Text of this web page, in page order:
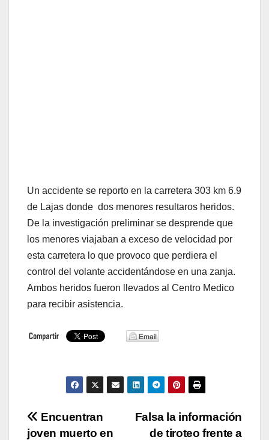
Un accidente se reporto en la carretera 303 km 6.9
de Lajas donde dos menores resultaros heridos.
De la investigación preliminar se desprende que
los menores viajaban a exceso de velocidad por
esta carretera lo que provoco que perdiera el
control del volante accidentándose en una zanja.
Ambos heridos fueron llevados al Centro Medico
para recibir asistencia.
Navegación
Falsa la información
de tiroteo frente a
Encuentran
joven muerto en